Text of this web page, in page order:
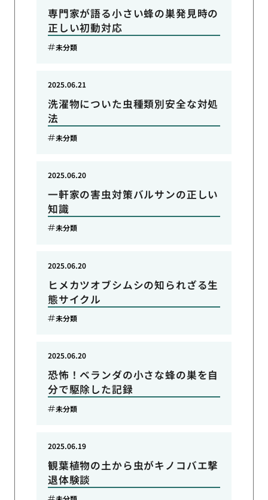
専門家が語る小さい蜂の巣発見時の
正しい初動対応
未分類
洗濯物についた虫種類別安全な対処
法
2025.06.21
未分類
一軒家の害虫対策バルサンの正しい
知識
2025.06.20
未分類
ヒメカツオブシムシの知られざる生
態サイクル
2025.06.20
未分類
恐怖！ベランダの小さな蜂の巣を自
分で駆除した記録
2025.06.20
未分類
観葉植物の土から虫がキノコバエ撃
退体験談
2025.06.19